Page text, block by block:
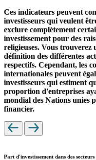
Ces indicateurs peuvent
investisseurs qui veulent
exclure complètement
investissement pour des
religieuses. Vous trouverez
définition des différentes
respectifs. Cependant, les
internationales peuvent
investisseurs qui estiment
proportion d'entreprises
mondial des Nations unies
financier.
Part d'investissement dans des